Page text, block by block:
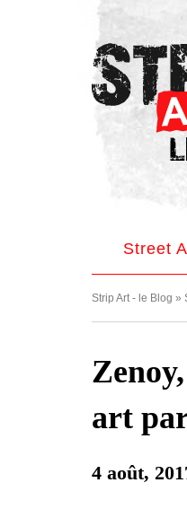
FacebookPinterestTwitter
Street
Strip Art - le Blog »
art
4 août,